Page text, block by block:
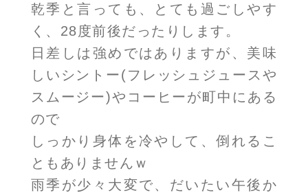
乾季と言っても、とても過ごしやす
く、28度前後だったりします。
日差しは強めではありますが、美味
しいシントー(フレッシュジュースや
スムージー)やコーヒーが町中にある
ので
しっかり身体を冷やして、倒れるこ
ともありませんｗ
雨季が少々大変で、だいたい午後か